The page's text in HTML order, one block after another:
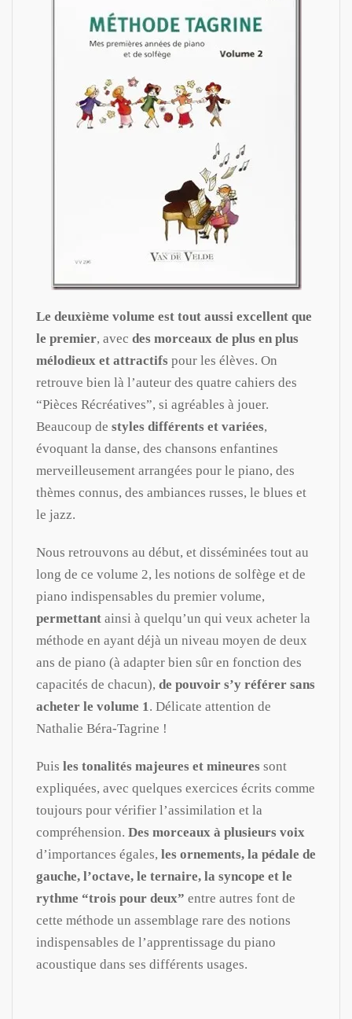
Le deuxième volume est tout aussi excellent que
le premier, avec des morceaux de plus en plus
mélodieux et attractifs pour les élèves. On
retrouve bien là l’auteur des quatre cahiers des
“Pièces Récréatives”, si agréables à jouer.
Beaucoup de styles différents et variées,
évoquant la danse, des chansons enfantines
merveilleusement arrangées pour le piano, des
thèmes connus, des ambiances russes, le blues et
le jazz.
Nous retrouvons au début, et disséminées tout au
long de ce volume 2, les notions de solfège et de
piano indispensables du premier volume,
permettant ainsi à quelqu’un qui veux acheter la
méthode en ayant déjà un niveau moyen de deux
ans de piano (à adapter bien sûr en fonction des
capacités de chacun), de pouvoir s’y référer sans
acheter le volume 1 . Délicate attention de
Nathalie Béra-Tagrine !
Puis les tonalités majeures et mineures sont
expliquées, avec quelques exercices écrits comme
toujours pour vérifier l’assimilation et la
compréhension. Des morceaux à plusieurs voix
d’importances égales, les ornements, la pédale de
gauche, l’octave, le ternaire, la syncope et le
rythme “trois pour deux” entre autres font de
cette méthode un assemblage rare des notions
indispensables de l’apprentissage du piano
acoustique dans ses différents usages.